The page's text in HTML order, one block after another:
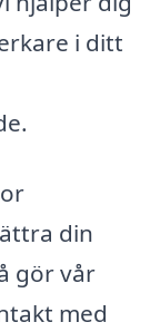
i ditt
din
gör vår
med